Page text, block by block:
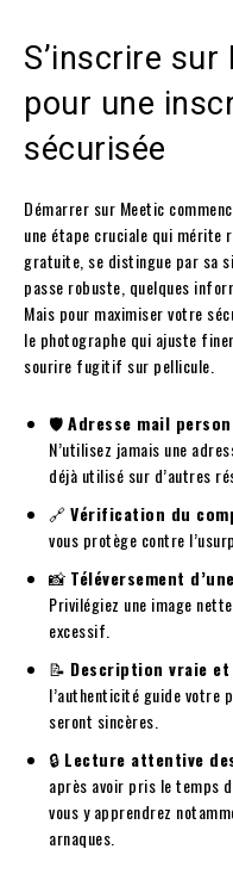
S’inscrire
pour une
sécurisée
Démarrer sur Meetic
une étape cruciale qui mérite
gratuite, se distingue par sa
passe robuste, quelques
Mais pour maximiser votre
le photographe qui ajuste
sourire fugitif sur pellicule.
🛡️Adresse mail
N’utilisez jamais une
déjà utilisé sur d’autres
🔗Vérification du
vous protège contre
📸 Téléversement
Privilégiez une image
excessif.
📝 Description vraie et
l’authenticité guide votre
seront sincères.
🔒 Lecture attentive
après avoir pris le temps
vous y apprendrez
arnaques.